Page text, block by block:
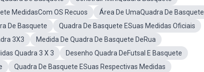
MedidasCom OS Recuos
Área De UmaQuadra De Basquete
De Basquete
Quadra De Basquete ESuas Medidas Oficiais
3X3
Medida De Quadra De Basquete DeRua
Quadra 3 X 3
Desenho Quadra DeFutsal E Basquete
Quadra De Basquete ESuas Respectivas Medidas